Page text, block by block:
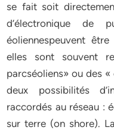
se fait soit
d’électronique
éoliennespeuvent
elles sont souvent
parcséoliens» ou des
deux possibilités
raccordés au réseau :
sur terre (on shore).